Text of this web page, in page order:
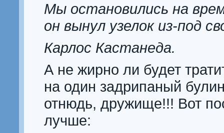
Мы остановились на
он вынул узелок из-под
Карлос Кастанеда.
А не жирно ли будет
на один задрипаный
отнюдь, дружище!!! Вот
лучше: